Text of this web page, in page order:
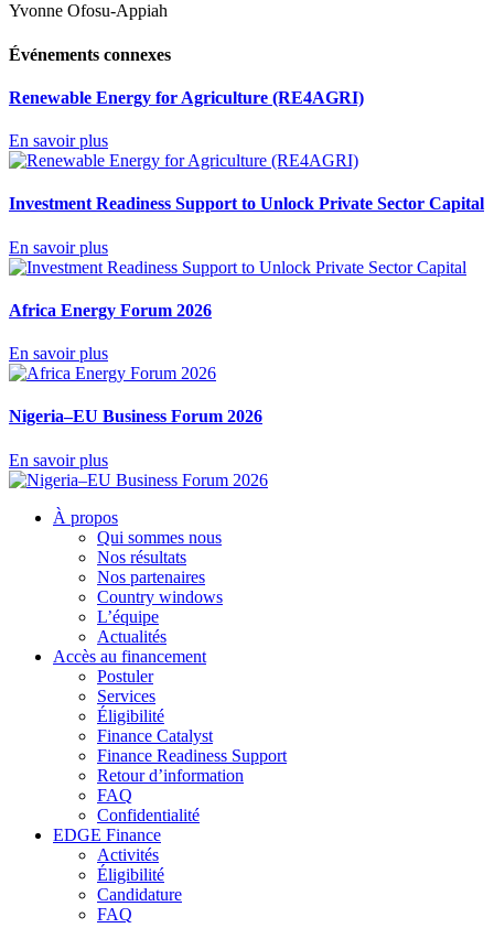
Yvonne Ofosu-Appiah
Événements connexes
Renewable Energy for Agriculture (RE4AGRI)
En savoir plus
Investment Readiness Support to Unlock Private Sector Capital
En savoir plus
Africa Energy Forum 2026
En savoir plus
Nigeria–EU Business Forum 2026
En savoir plus
À propos
Qui sommes nous
Nos résultats
Nos partenaires
Country windows
L’équipe
Actualités
Accès au financement
Postuler
Services
Éligibilité
Finance Catalyst
Finance Readiness Support
Retour d’information
FAQ
Confidentialité
EDGE Finance
Activités
Éligibilité
Candidature
FAQ